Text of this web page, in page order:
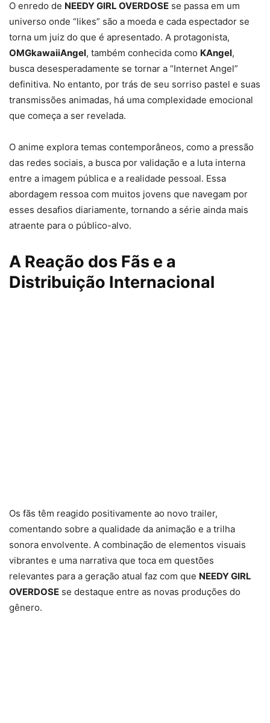
O enredo de NEEDY GIRL OVERDOSE se passa em um
universo onde “likes” são a moeda e cada espectador se
torna um juiz do que é apresentado. A protagonista,
OMGkawaiiAngel, também conhecida como KAngel,
busca desesperadamente se tornar a “Internet Angel”
definitiva. No entanto, por trás de seu sorriso pastel e suas
transmissões animadas, há uma complexidade emocional
que começa a ser revelada.
O anime explora temas contemporâneos, como a pressão
das redes sociais, a busca por validação e a luta interna
entre a imagem pública e a realidade pessoal. Essa
abordagem ressoa com muitos jovens que navegam por
esses desafios diariamente, tornando a série ainda mais
atraente para o público-alvo.
A Reação dos Fãs e a
Distribuição Internacional
Os fãs têm reagido positivamente ao novo trailer,
comentando sobre a qualidade da animação e a trilha
sonora envolvente. A combinação de elementos visuais
vibrantes e uma narrativa que toca em questões
relevantes para a geração atual faz com que NEEDY GIRL
OVERDOSE se destaque entre as novas produções do
gênero.